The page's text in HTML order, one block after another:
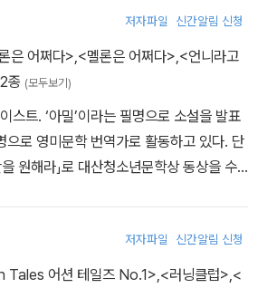
.
저자파일 신간알림 신청
은 어쩌다>,<멜론은 어쩌다>,<언니라고
종 (모두보기)
스트. ‘아밀’이라는 필명으로 소설을 발표
으로 영미문학 번역가로 활동하고 있다. 단
원해라」로 대산청소년문학상 동상을 수
소설집 『로드킬』 『멜론은 어쩌다』, 장편
이 있으며, 옮긴 책으로 『인센디어리스』
저자파일 신간알림 신청
어션 테일즈 No.1>,<러닝클럽>,<